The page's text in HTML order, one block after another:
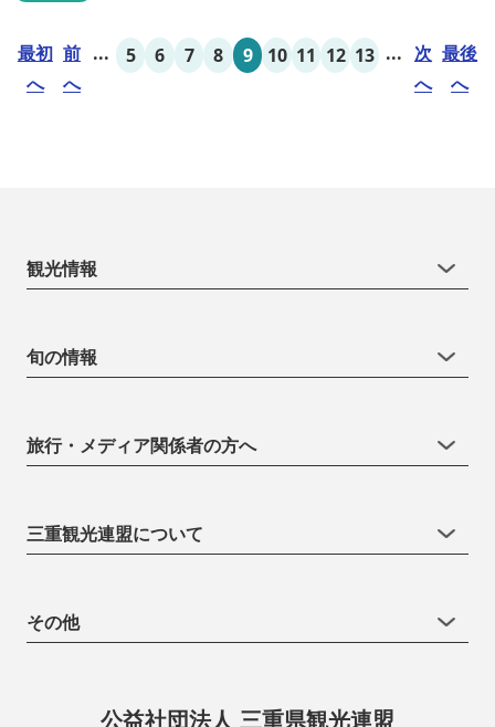
最初
へ
前
へ
... 5 6 7 8 9 10 11 12 13 ... 次
へ
最後
へ
観光情報
旬の情報
旅行・メディア関係者の方へ
三重観光連盟について
その他
公益社団法人 三重県観光連盟